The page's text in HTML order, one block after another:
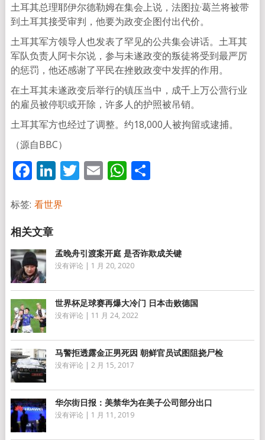
土耳其总理耶伊尔德勒姆在集会上说，法图拉·葛兰将被带
到土耳其接受审判，他要为政变企图付出代价。
土耳其军方领导人也发表了罕见的公共集会讲话。土耳其
军队负责人阿卡尔说，参与未遂政变的叛徒将受到最严厉
的惩罚，他还感谢了平民在挫败政变中发挥的作用。
在土耳其未遂政变后举行的镇压当中，成千上万公营行业
的雇员被停职或开除，许多人的护照被吊销。
土耳其军方也经过了调整。约18,000人被拘留或逮捕。
（源自BBC）
Facebook
LinkedIn
Twitter
EmailWhatsApp
分
标签: 看世界
孟晚舟引渡案开庭 是否诈欺成关键
没有评论 | 1 月 20, 2020
世界杯足球赛再爆大冷门 日本击败德国
没有评论 | 11 月 24, 2022
马警拒透露金正男死因 朝鲜官员试图阻挠尸检
没有评论 | 2 月 15, 2017
华尔街日报：美禁华为在美子公司部分出口
没有评论 | 1 月 11, 2019